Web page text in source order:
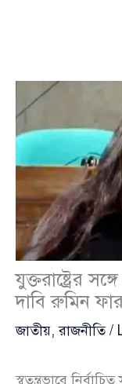
যুক্তরাষ্ট্রের
দাবি রুমিন
জাতীয়,রাজনীতি/
স্বতন্ত্রভাবে